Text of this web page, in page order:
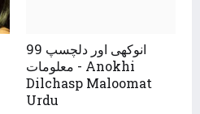
99 انوکھی اور دلچسپ
معلومات - Anokhi
Dilchasp Maloomat
Urdu